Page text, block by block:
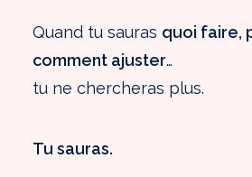
Quand tu sauras quoi faire,
comment ajuster…
tu ne chercheras plus.
Tu sauras.